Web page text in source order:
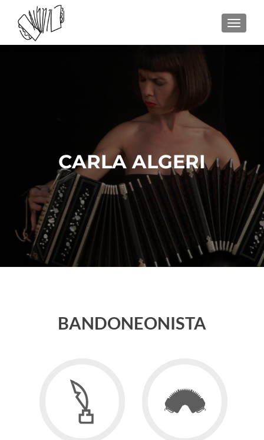
CARLA ALGERI
BANDONEONISTA
to
Biografía
Bandoneón